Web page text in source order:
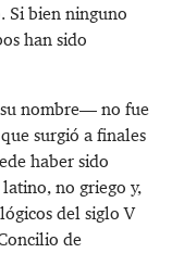
Si bien ninguno
han sido
nombre— no fue
surgió a finales
haber sido
no griego y,
del siglo V
de